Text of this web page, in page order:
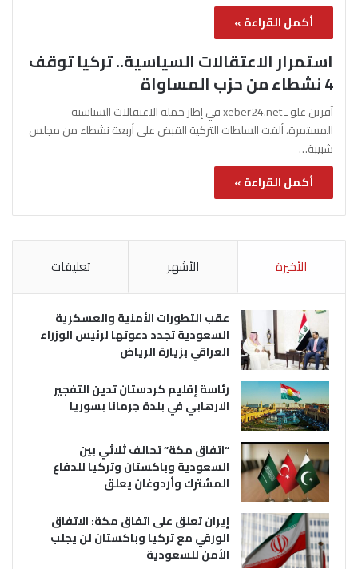
أكمل القراءة »
استمرار الاعتقالات السياسية.. تركيا توقف
4 نشطاء من حزب المساواة
آفرين علو ـ xeber24.net في إطار حملة الاعتقالات السياسية
المستمرة، ألقت السلطات التركية القبض على أربعة نشطاء من مجلس
شبيبة…
أكمل القراءة »
الأخيرة الأشهر تعليقات
عقب التطورات الأمنية والعسكرية
السعودية تجدد دعوتها لرئيس الوزراء
العراقي بزيارة الرياض
رئاسة إقليم كردستان تدين التفجير
الارهابي في بلدة جرمانا بسوريا
“اتفاق مكة” تحالف ثلاثي بين
السعودية وباكستان وتركيا للدفاع
المشترك وأردوغان يعلق
إيران تعلق على اتفاق مكة: الاتفاق
الورقي مع تركيا وباكستان لن يجلب
الأمن للسعودية